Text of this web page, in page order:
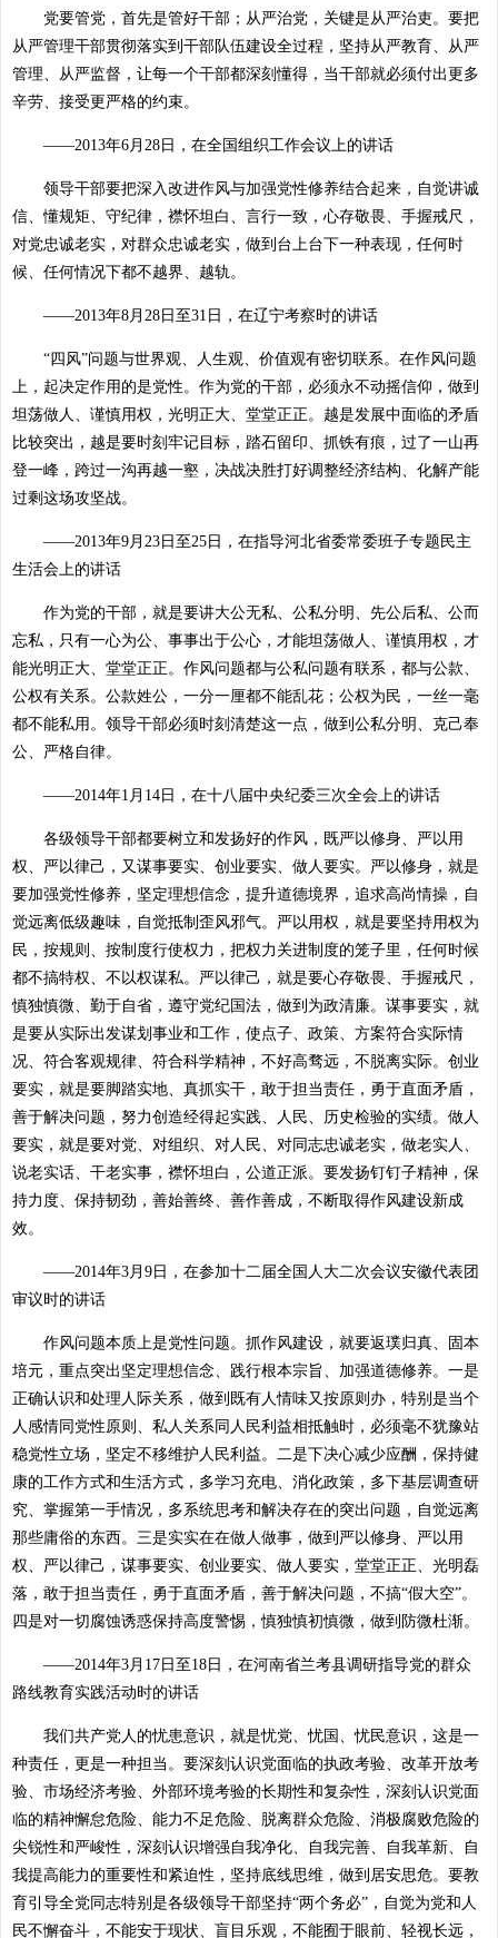
党要管党，首先是管好干部；从严治党，关键是从严治吏。要把
从严管理干部贯彻落实到干部队伍建设全过程，坚持从严教育、从严
管理、从严监督，让每一个干部都深刻懂得，当干部就必须付出更多
辛劳、接受更严格的约束。
——2013年6月28日，在全国组织工作会议上的讲话
领导干部要把深入改进作风与加强党性修养结合起来，自觉讲诚
信、懂规矩、守纪律，襟怀坦白、言行一致，心存敬畏、手握戒尺，
对党忠诚老实，对群众忠诚老实，做到台上台下一种表现，任何时
候、任何情况下都不越界、越轨。
——2013年8月28日至31日，在辽宁考察时的讲话
“四风”问题与世界观、人生观、价值观有密切联系。在作风问题
上，起决定作用的是党性。作为党的干部，必须永不动摇信仰，做到
坦荡做人、谨慎用权，光明正大、堂堂正正。越是发展中面临的矛盾
比较突出，越是要时刻牢记目标，踏石留印、抓铁有痕，过了一山再
登一峰，跨过一沟再越一壑，决战决胜打好调整经济结构、化解产能
过剩这场攻坚战。
——2013年9月23日至25日，在指导河北省委常委班子专题民主
生活会上的讲话
作为党的干部，就是要讲大公无私、公私分明、先公后私、公而
忘私，只有一心为公、事事出于公心，才能坦荡做人、谨慎用权，才
能光明正大、堂堂正正。作风问题都与公私问题有联系，都与公款、
公权有关系。公款姓公，一分一厘都不能乱花；公权为民，一丝一毫
都不能私用。领导干部必须时刻清楚这一点，做到公私分明、克己奉
公、严格自律。
——2014年1月14日，在十八届中央纪委三次全会上的讲话
各级领导干部都要树立和发扬好的作风，既严以修身、严以用
权、严以律己，又谋事要实、创业要实、做人要实。严以修身，就是
要加强党性修养，坚定理想信念，提升道德境界，追求高尚情操，自
觉远离低级趣味，自觉抵制歪风邪气。严以用权，就是要坚持用权为
民，按规则、按制度行使权力，把权力关进制度的笼子里，任何时候
都不搞特权、不以权谋私。严以律己，就是要心存敬畏、手握戒尺，
慎独慎微、勤于自省，遵守党纪国法，做到为政清廉。谋事要实，就
是要从实际出发谋划事业和工作，使点子、政策、方案符合实际情
况、符合客观规律、符合科学精神，不好高骛远，不脱离实际。创业
要实，就是要脚踏实地、真抓实干，敢于担当责任，勇于直面矛盾，
善于解决问题，努力创造经得起实践、人民、历史检验的实绩。做人
要实，就是要对党、对组织、对人民、对同志忠诚老实，做老实人、
说老实话、干老实事，襟怀坦白，公道正派。要发扬钉钉子精神，保
持力度、保持韧劲，善始善终、善作善成，不断取得作风建设新成
效。
——2014年3月9日，在参加十二届全国人大二次会议安徽代表团
审议时的讲话
作风问题本质上是党性问题。抓作风建设，就要返璞归真、固本
培元，重点突出坚定理想信念、践行根本宗旨、加强道德修养。一是
正确认识和处理人际关系，做到既有人情味又按原则办，特别是当个
人感情同党性原则、私人关系同人民利益相抵触时，必须毫不犹豫站
稳党性立场，坚定不移维护人民利益。二是下决心减少应酬，保持健
康的工作方式和生活方式，多学习充电、消化政策，多下基层调查研
究、掌握第一手情况，多系统思考和解决存在的突出问题，自觉远离
那些庸俗的东西。三是实实在在做人做事，做到严以修身、严以用
权、严以律己，谋事要实、创业要实、做人要实，堂堂正正、光明磊
落，敢于担当责任，勇于直面矛盾，善于解决问题，不搞“假大空”。
四是对一切腐蚀诱惑保持高度警惕，慎独慎初慎微，做到防微杜渐。
——2014年3月17日至18日，在河南省兰考县调研指导党的群众
路线教育实践活动时的讲话
我们共产党人的忧患意识，就是忧党、忧国、忧民意识，这是一
种责任，更是一种担当。要深刻认识党面临的执政考验、改革开放考
验、市场经济考验、外部环境考验的长期性和复杂性，深刻认识党面
临的精神懈怠危险、能力不足危险、脱离群众危险、消极腐败危险的
尖锐性和严峻性，深刻认识增强自我净化、自我完善、自我革新、自
我提高能力的重要性和紧迫性，坚持底线思维，做到居安思危。要教
育引导全党同志特别是各级领导干部坚持“两个务必”，自觉为党和人
民不懈奋斗，不能安于现状、盲目乐观，不能囿于眼前、轻视长远，